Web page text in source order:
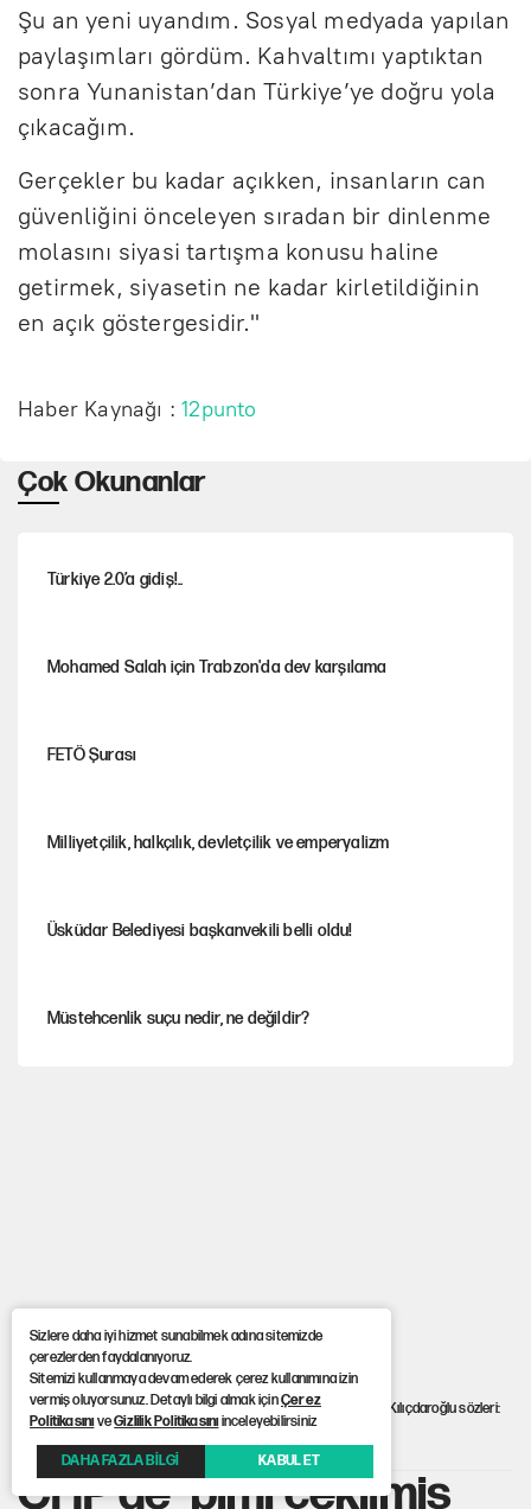
Şu an yeni uyandım. Sosyal medyada yapılan
paylaşımları gördüm. Kahvaltımı yaptıktan
sonra Yunanistan’dan Türkiye’ye doğru yola
çıkacağım.
Gerçekler bu kadar açıkken, insanların can
güvenliğini önceleyen sıradan bir dinlenme
molasını siyasi tartışma konusu haline
getirmek, siyasetin ne kadar kirletildiğinin
en açık göstergesidir."
Haber Kaynağı :12punto
Çok Okunanlar
Türkiye 2.0’a gidiş!..
Mohamed Salah için Trabzon'da dev karşılama
FETÖ Şurası
Milliyetçilik, halkçılık, devletçilik ve emperyalizm
Üsküdar Belediyesi başkanvekili belli oldu!
Müstehcenlik suçu nedir, ne değildir?
Şehit yakınları ve gaziler için yeni maaş düzenlemesi
Anasayfa> CHP’de 'pimi çekilmiş bomba' çıkışı! Engin Altay’dan Kılıçdaroğlu sözleri:
'Tepki öngörülenden çok büyük'
CHP’de 'pimi çekilmiş
Sizlere daha iyi hizmet sunabilmek adına sitemizde
çerezlerden faydalanıyoruz.
Sitemizi kullanmaya devam ederek çerez kullanımına izin
vermiş oluyorsunuz. Detaylı bilgi almak içinÇerez
PolitikasınıveGizlilik Politikasınıinceleyebilirsiniz
DAHA FAZLA BİLGİ KABUL ET